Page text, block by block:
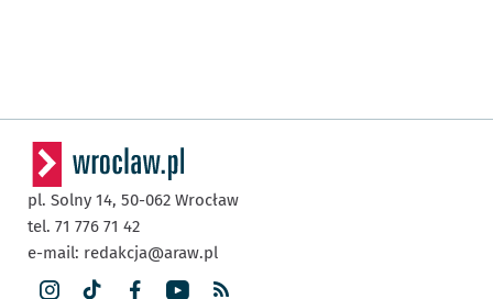
pl. Solny 14, 50-062 Wrocław
tel. 71 776 71 42
e-mail: redakcja@araw.pl